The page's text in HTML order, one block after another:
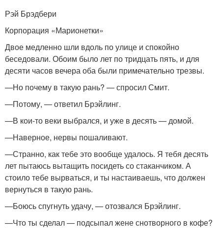
Рэй Брэдбери
Корпорация «Марионетки»
Двое медленно шли вдоль по улице и спокойно
беседовали. Обоим было лет по тридцать пять, и для
десяти часов вечера оба были примечательно трезвы.
—Но почему в такую рань? — спросил Смит.
—Потому, — ответил Брэйлинг.
—В кои-то веки выбрался, и уже в десять — домой.
—Наверное, нервы пошаливают.
—Странно, как тебе это вообще удалось. Я тебя десять
лет пытаюсь вытащить посидеть со стаканчиком. А
стоило тебе вырваться, и ты настаиваешь, что должен
вернуться в такую рань.
—Боюсь спугнуть удачу, — отозвался Брэйлинг.
—Что ты сделал — подсыпал жене снотворного в кофе?